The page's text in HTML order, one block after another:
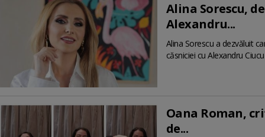
Alina Sorescu,
Alexandru...
Alina Sorescu a dezvăluit
căsniciei cu Alexandru
Oana Roman,
de...